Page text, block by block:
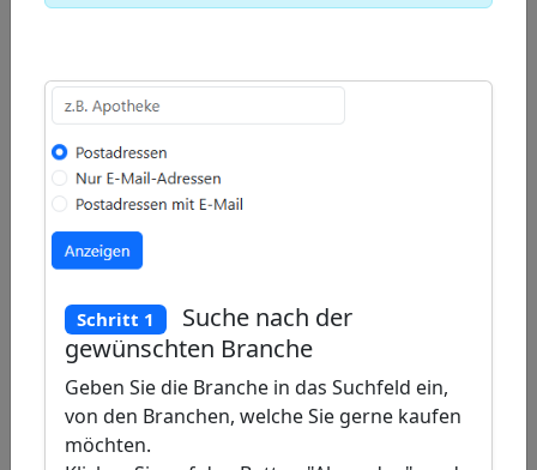
rectangle
Edit
layers
Delete
layers
Schritt 1
Suche nach der
gewünschten Branche
Geben Sie die Branche in das Suchfeld ein,
von den Branchen, welche Sie gerne kaufen
möchten.